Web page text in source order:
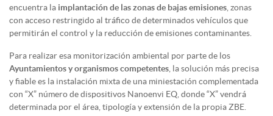
encuentra la implantación de las zonas de bajas emisiones , zonas
con acceso restringido al tráfico de determinados vehículos que
permitirán el control y la reducción de emisiones contaminantes.
Para realizar esa monitorización ambiental por parte de los
Ayuntamientos y organismos competentes , la solución más precisa
y fiable es la instalación mixta de una miniestación complementada
con “X” número de dispositivos Nanoenvi EQ, donde “X” vendrá
determinada por el área, tipología y extensión de la propia ZBE.